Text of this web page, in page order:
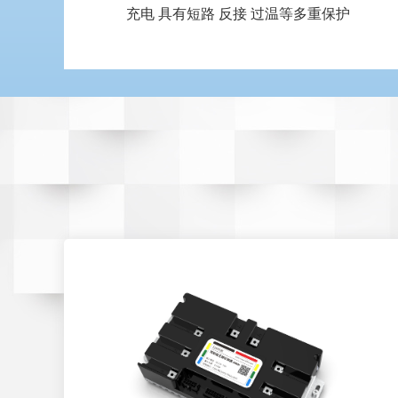
充电 具有短路 反接 过温等多重保护